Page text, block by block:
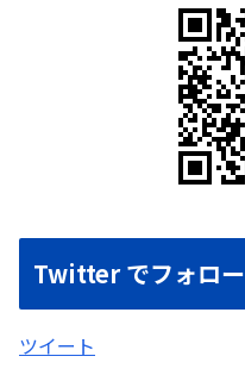
Twitter でフォロー
ツイート